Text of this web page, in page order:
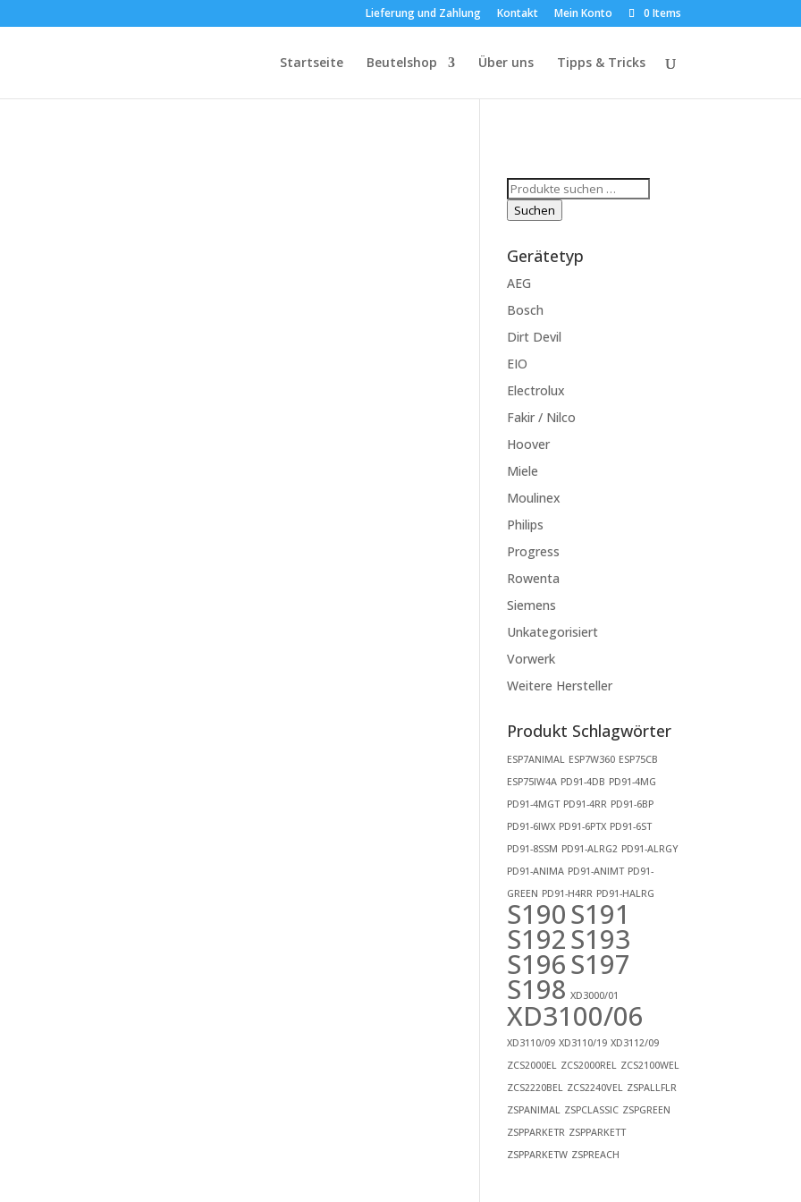
Lieferung und Zahlung Kontakt Mein Konto 0 Items
Startseite Beutelshop Über uns Tipps & Tricks
Suchen
nach:
Suchen
Gerätetyp
AEG
Bosch
Dirt Devil
EIO
Electrolux
Fakir / Nilco
Hoover
Miele
Moulinex
Philips
Progress
Rowenta
Siemens
Unkategorisiert
Vorwerk
Weitere Hersteller
Produkt Schlagwörter
ESP7ANIMAL ESP7W360 ESP75CB
ESP75IW4A PD91-4DB PD91-4MG
PD91-4MGT PD91-4RR PD91-6BP
PD91-6IWX PD91-6PTX PD91-6ST
PD91-8SSM PD91-ALRG2 PD91-ALRGY
PD91-ANIMA PD91-ANIMT PD91-
GREEN PD91-H4RR PD91-HALRG
S190S191
S192S193
S196S197
S198 XD3000/01
XD3100/06
XD3110/09 XD3110/19 XD3112/09
ZCS2000EL ZCS2000REL ZCS2100WEL
ZCS2220BEL ZCS2240VEL ZSPALLFLR
ZSPANIMAL ZSPCLASSIC ZSPGREEN
ZSPPARKETR ZSPPARKETT
ZSPPARKETW ZSPREACH